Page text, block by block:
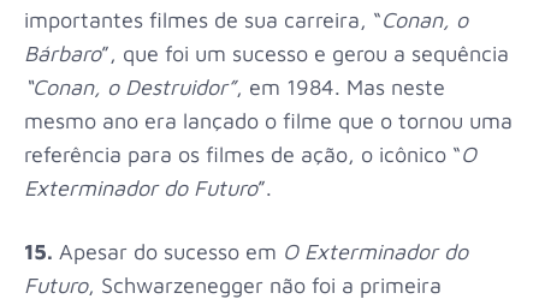
importantes filmes de sua carreira, “Conan, o
Bárbaro”, que foi um sucesso e gerou a sequência
“Conan, o Destruidor”, em 1984. Mas neste
mesmo ano era lançado o filme que o tornou uma
referência para os filmes de ação, o icônico “O
Exterminador do Futuro”.
15. Apesar do sucesso em O Exterminador do
Futuro, Schwarzenegger não foi a primeira